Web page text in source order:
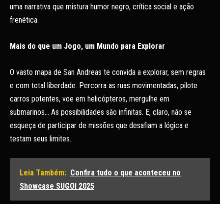
uma narrativa que mistura humor negro, crítica social e ação
frenética.
Mais do que um Jogo, um Mundo para Explorar
O vasto mapa de San Andreas te convida a explorar, sem regras
e com total liberdade. Percorra as ruas movimentadas, pilote
carros potentes, voe em helicópteros, mergulhe em
submarinos… As possibilidades são infinitas. E, claro, não se
esqueça de participar de missões que desafiam a lógica e
testam seus limites.
Leia Também: Confira tudo o que aconteceu no
Showcase SUGOI 2025